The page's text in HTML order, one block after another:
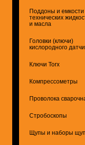
Поддоны и емкости
технических
и масла
Головки (ключи)
кислородного
Ключи Torx
Компрессометры
Проволока
Стробоскопы
Щупы и наборы